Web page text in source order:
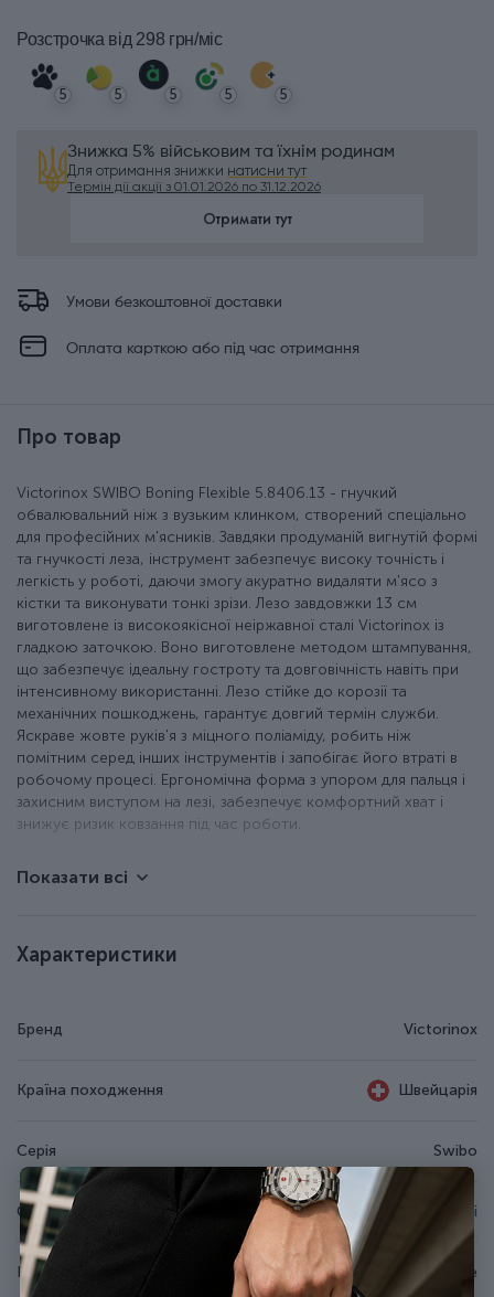
Розстрочка від 298 грн/міс
5 5 5 5 5
Знижка 5% військовим та їхнім родинам
Для отримання знижки натисни тут
Термін дії акції з 01.01.2026 по 31.12.2026
Отримати тут
Умови безкоштовної доставки
Оплата карткою або під час отримання
Про товар
Victorinox SWIBO Boning Flexible 5.8406.13 - гнучкий
обвалювальний ніж з вузьким клинком, створений спеціально
для професійних м'ясників. Завдяки продуманій вигнутій формі
та гнучкості леза, інструмент забезпечує високу точність і
легкість у роботі, даючи змогу акуратно видаляти м'ясо з
кістки та виконувати тонкі зрізи. Лезо завдовжки 13 см
виготовлене із високоякісної неіржавної сталі Victorinox із
гладкою заточкою. Воно виготовлене методом штампування,
що забезпечує ідеальну гостроту та довговічність навіть при
інтенсивному використанні. Лезо стійке до корозії та
механічних пошкоджень, гарантує довгий термін служби.
Яскраве жовте руків'я з міцного поліаміду, робить ніж
помітним серед інших інструментів і запобігає його втраті в
робочому процесі. Ергономічна форма з упором для пальця і
захисним виступом на лезі, забезпечує комфортний хват і
знижує ризик ковзання під час роботи.
Обвалювальний ніж.
Можна мити в посудомийній машині та стерилізувати.
Показати всі
Характеристики
Бренд Victorinox
Країна походження Швейцарія
Серія Swibo
Спеціалізація Обвалювальні
Вид леза Гнучке